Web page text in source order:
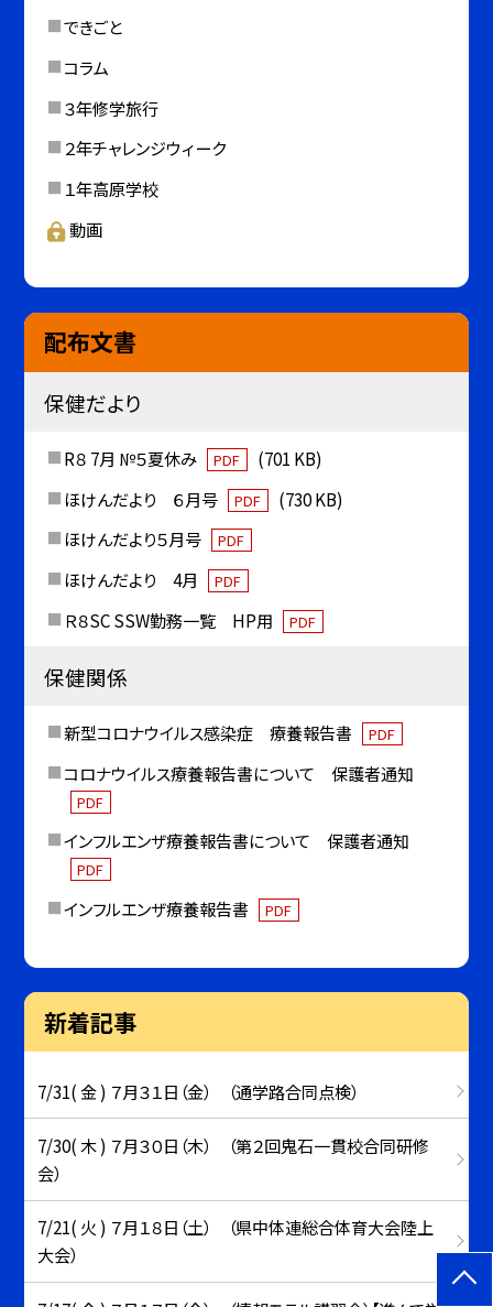
できごと
コラム
３年修学旅行
２年チャレンジウィーク
１年高原学校
動画
配布文書
保健だより
R８ 7月 №５夏休み PDF
(701 KB)
ほけんだより ６月号
PDF
(730 KB)
ほけんだより５月号
PDF
ほけんだより 4月 PDF
Ｒ８SC SSW勤務一覧 HP用 PDF
保健関係
新型コロナウイルス感染症 療養報告書 PDF
コロナウイルス療養報告書について 保護者通知
PDF
インフルエンザ療養報告書について 保護者通知
PDF
インフルエンザ療養報告書 PDF
新着記事
7/31( 金 ) ７月３１日（金） （通学路合同点検）
7/30( 木 ) ７月３０日（木） （第２回鬼石一貫校合同研修
会）
7/21( 火 ) ７月１８日（土） （県中体連総合体育大会陸上
大会）